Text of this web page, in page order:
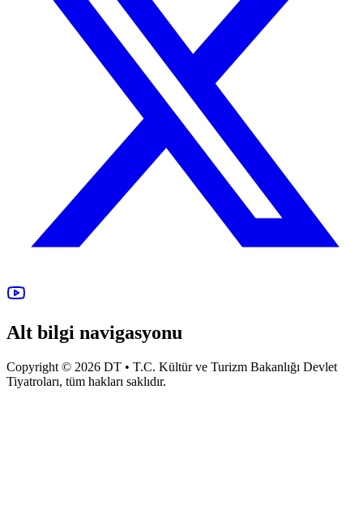
Alt bilgi navigasyonu
Copyright © 2026 DT • T.C. Kültür ve Turizm Bakanlığı Devlet
Tiyatroları, tüm hakları saklıdır.